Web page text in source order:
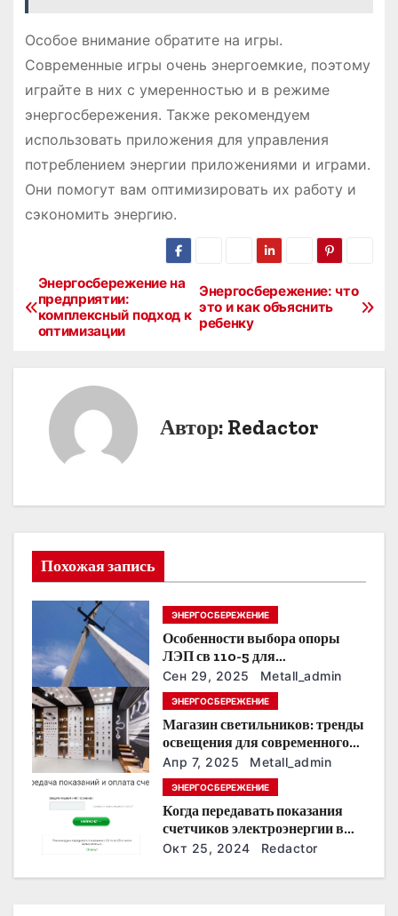
Особое внимание обратите на игры.
Современные игры очень энергоемкие, поэтому
играйте в них с умеренностью и в режиме
энергосбережения. Также рекомендуем
использовать приложения для управления
потреблением энергии приложениями и играми.
Они помогут вам оптимизировать их работу и
сэкономить энергию.
Н
ц
я
п
о
з
а
п
и
Энергосбережение: что
это и как объяснить
ребенку
Энергосбережение на
предприятии:
комплексный подход к
оптимизации
Автор: Redactor
Похожая запись
ЭНЕРГОСБЕРЕЖЕНИЕ
Особенности выбора опоры
ЛЭП св 110-5 для
строительства электросетей
Сен 29, 2025 Metall_admin
ЭНЕРГОСБЕРЕЖЕНИЕ
Магазин светильников: тренды
освещения для современного
интерьера
Апр 7, 2025 Metall_admin
ЭНЕРГОСБЕРЕЖЕНИЕ
Когда передавать показания
счетчиков электроэнергии в
Дзержинске?
Окт 25, 2024 Redactor